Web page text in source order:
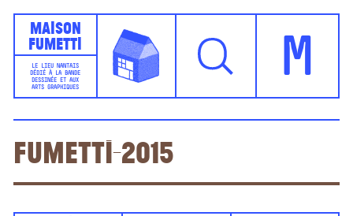
Maison
Fumetti
LE LIEU NANTAIS
DÉDIÉ À LA BANDE
DESSINÉE ET AUX
ARTS GRAPHIQUES
M
fumetti-2015